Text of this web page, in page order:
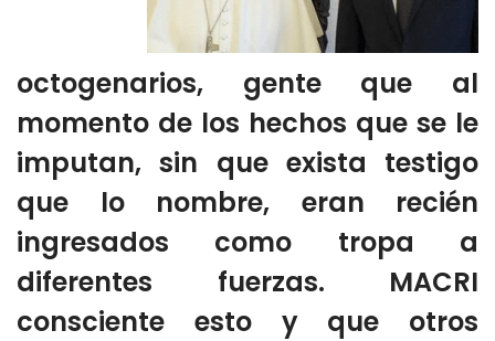
octogenarios, gente que al
momento de los hechos que se le
imputan, sin que exista testigo
que lo nombre, eran recién
ingresados como tropa a
diferentes fuerzas. MACRI
consciente esto y que otros